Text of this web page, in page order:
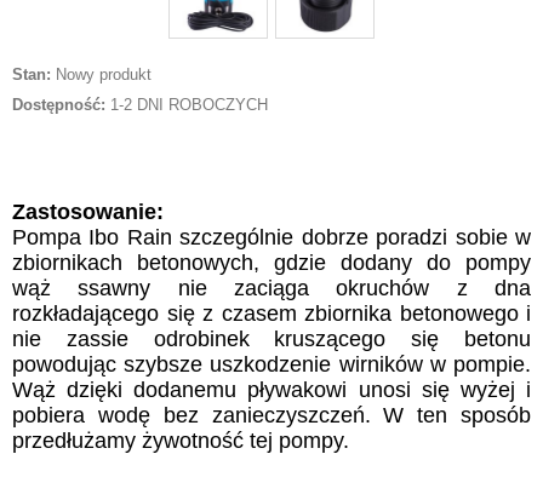
Stan: Nowy produkt
Dostępność: 1-2 DNI ROBOCZYCH
Zastosowanie:
Pompa Ibo Rain szczególnie dobrze poradzi sobie w
zbiornikach betonowych, gdzie dodany do pompy
wąż ssawny nie zaciąga okruchów z dna
rozkładającego się z czasem zbiornika betonowego i
nie zassie odrobinek kruszącego się betonu
powodując szybsze uszkodzenie wirników w pompie.
Wąż dzięki dodanemu pływakowi unosi się wyżej i
pobiera wodę bez zanieczyszczeń. W ten sposób
przedłużamy żywotność tej pompy.